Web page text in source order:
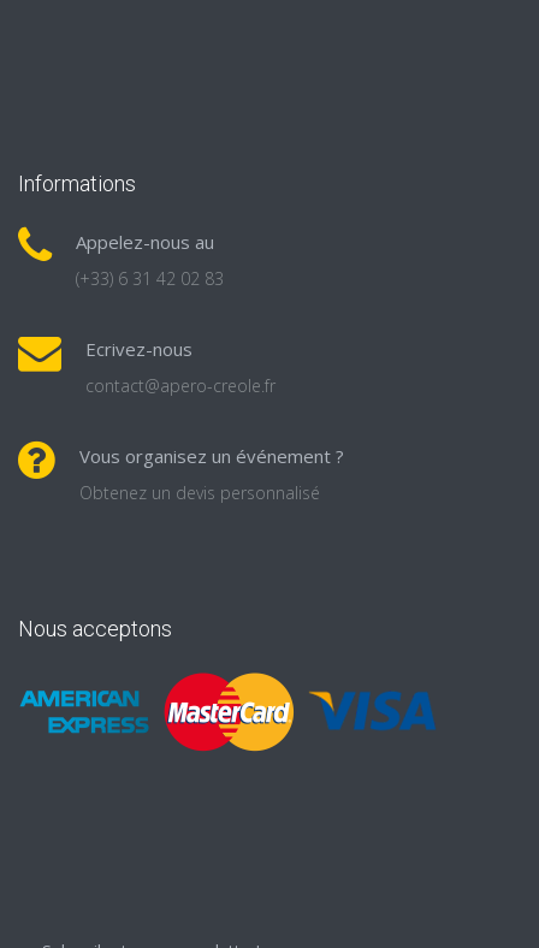
Informations
Appelez-nous au
(+33) 6 31 42 02 83
Ecrivez-nous
contact@apero-creole.fr
Vous organisez un événement ?
Obtenez un devis personnalisé
Nous acceptons